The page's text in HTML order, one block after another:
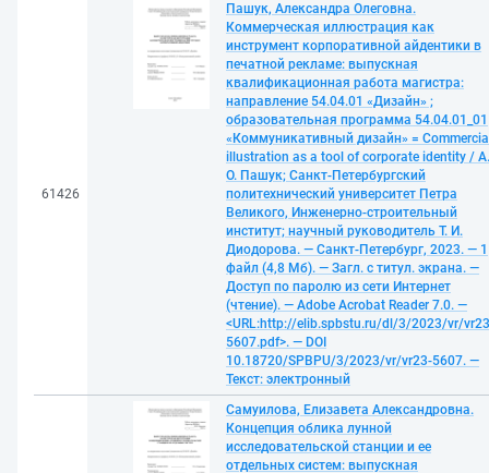
61426
Пашук, Александра Олеговна.
Коммерческая иллюстрация как
инструмент корпоративной айдентики в
печатной рекламе: выпускная
квалификационная работа магистра:
направление 54.04.01 «Дизайн» ;
образовательная программа 54.04.01_01
«Коммуникативный дизайн» =
illustration as a tool of corporate identity / А.
О. Пашук; Санкт-Петербургский
политехнический университет Петра
Великого, Инженерно-строительный
институт; научный руководитель Т. И.
Диодорова. — Санкт-Петербург, 2023. — 1
файл (4,8 Мб). — Загл. с титул. экрана. —
Доступ по паролю из сети Интернет
(чтение). — Adobe Acrobat Reader 7.0. —
<URL:http://elib.spbstu.ru/dl/3/2023/vr/
5607.pdf>. — DOI
10.18720/SPBPU/3/2023/vr/vr23-5607. —
Текст: электронный
Самуилова, Елизавета Александровна.
Концепция облика лунной
исследовательской станции и ее
отдельных систем: выпускная